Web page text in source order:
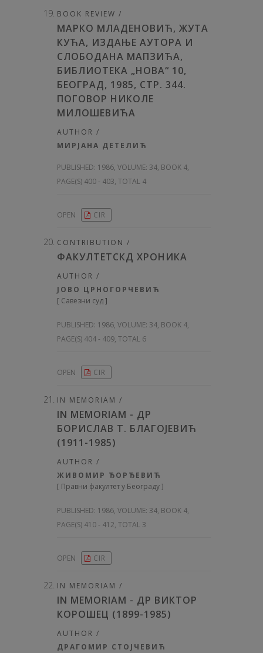
BOOK REVIEW /
МАРКО МЛАДЕНОВИЋ, ЖУТА
КУЋА, ИЗДАЊЕ АУТОРА И
СЛОБОДАНА МАПЗИЋА,
БИБЛИОТЕКА „НОВА“ 10,
БЕОГРАД, 1985, СТР. 344.
ПОГОВОР НИКОЛЕ
МИЛОШЕВИЋА
AUTHOR /
МИРЈАНА ДЕТЕЛИЋ
PUBLISHED: 1986, VOLUME: 34, BOOK 4,
PAGE(S) 400 - 403, TOTAL 4
OPEN CIR
CONTRIBUTION /
ФАКУЛТЕТСКД ХРОНИКА
AUTHOR /
ЈОВО ЦРНОГОРЧЕВИЋ
[ Савезни суд]
PUBLISHED: 1986, VOLUME: 34, BOOK 4,
PAGE(S) 404 - 409, TOTAL 6
OPEN CIR
IN MEMORIAM /
IN MEMORIAM - ДР
БОРИСЛАВ Т. БЛАГОЈЕВИЋ
(1911-1985)
AUTHOR /
ЖИВОМИР ЂОРЂЕВИЋ
[ Правни факултет у Београду]
PUBLISHED: 1986, VOLUME: 34, BOOK 4,
PAGE(S) 410 - 412, TOTAL 3
OPEN CIR
IN MEMORIAM /
IN MEMORIAM - ДР ВИКТОР
КОРОШЕЦ (1899-1985)
AUTHOR /
ДРАГОМИР СТОЈЧЕВИЋ